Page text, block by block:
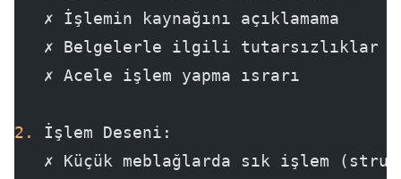
   ✗ İşlemin kaynağını açıklamama
   ✗ Belgelerle ilgili tutarsızlıklar
   ✗ Acele işlem yapma ısrarı
2.
İşlem Deseni:
✗ Küçük meblağlarda sık işlem